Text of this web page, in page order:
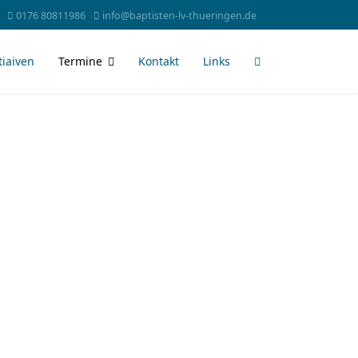
0176 80811986 info@baptisten-lv-thueringen.de
Termine Kontakt Links